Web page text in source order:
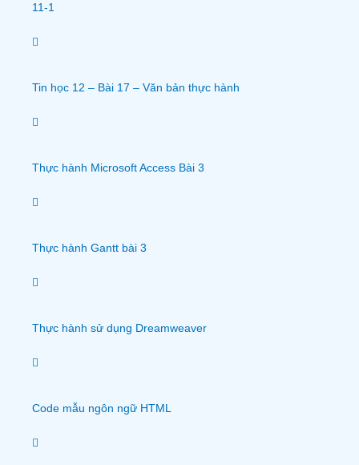
11-1
Tin học 12 – Bài 17 – Văn bản thực hành
Thực hành Microsoft Access Bài 3
Thực hành Gantt bài 3
Thực hành sử dụng Dreamweaver
Code mẫu ngôn ngữ HTML